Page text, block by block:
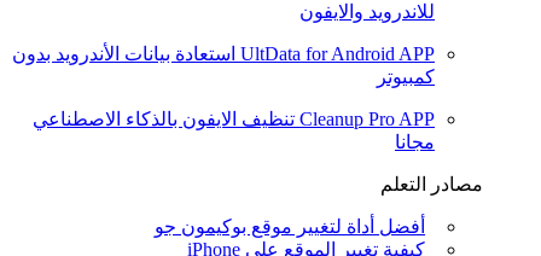
للاندرويد والايفون
UltData for Android APP استعادة بيانات الأندرويد بدون
كمبيوتر
Cleanup Pro APP تنظيف الايفون بالذكاء الاصطناعي
مجانا
مصادر التعلم
أفضل أداة لتغيير موقع بوكيمون جو
كيفية تغيير الموقع على iPhone